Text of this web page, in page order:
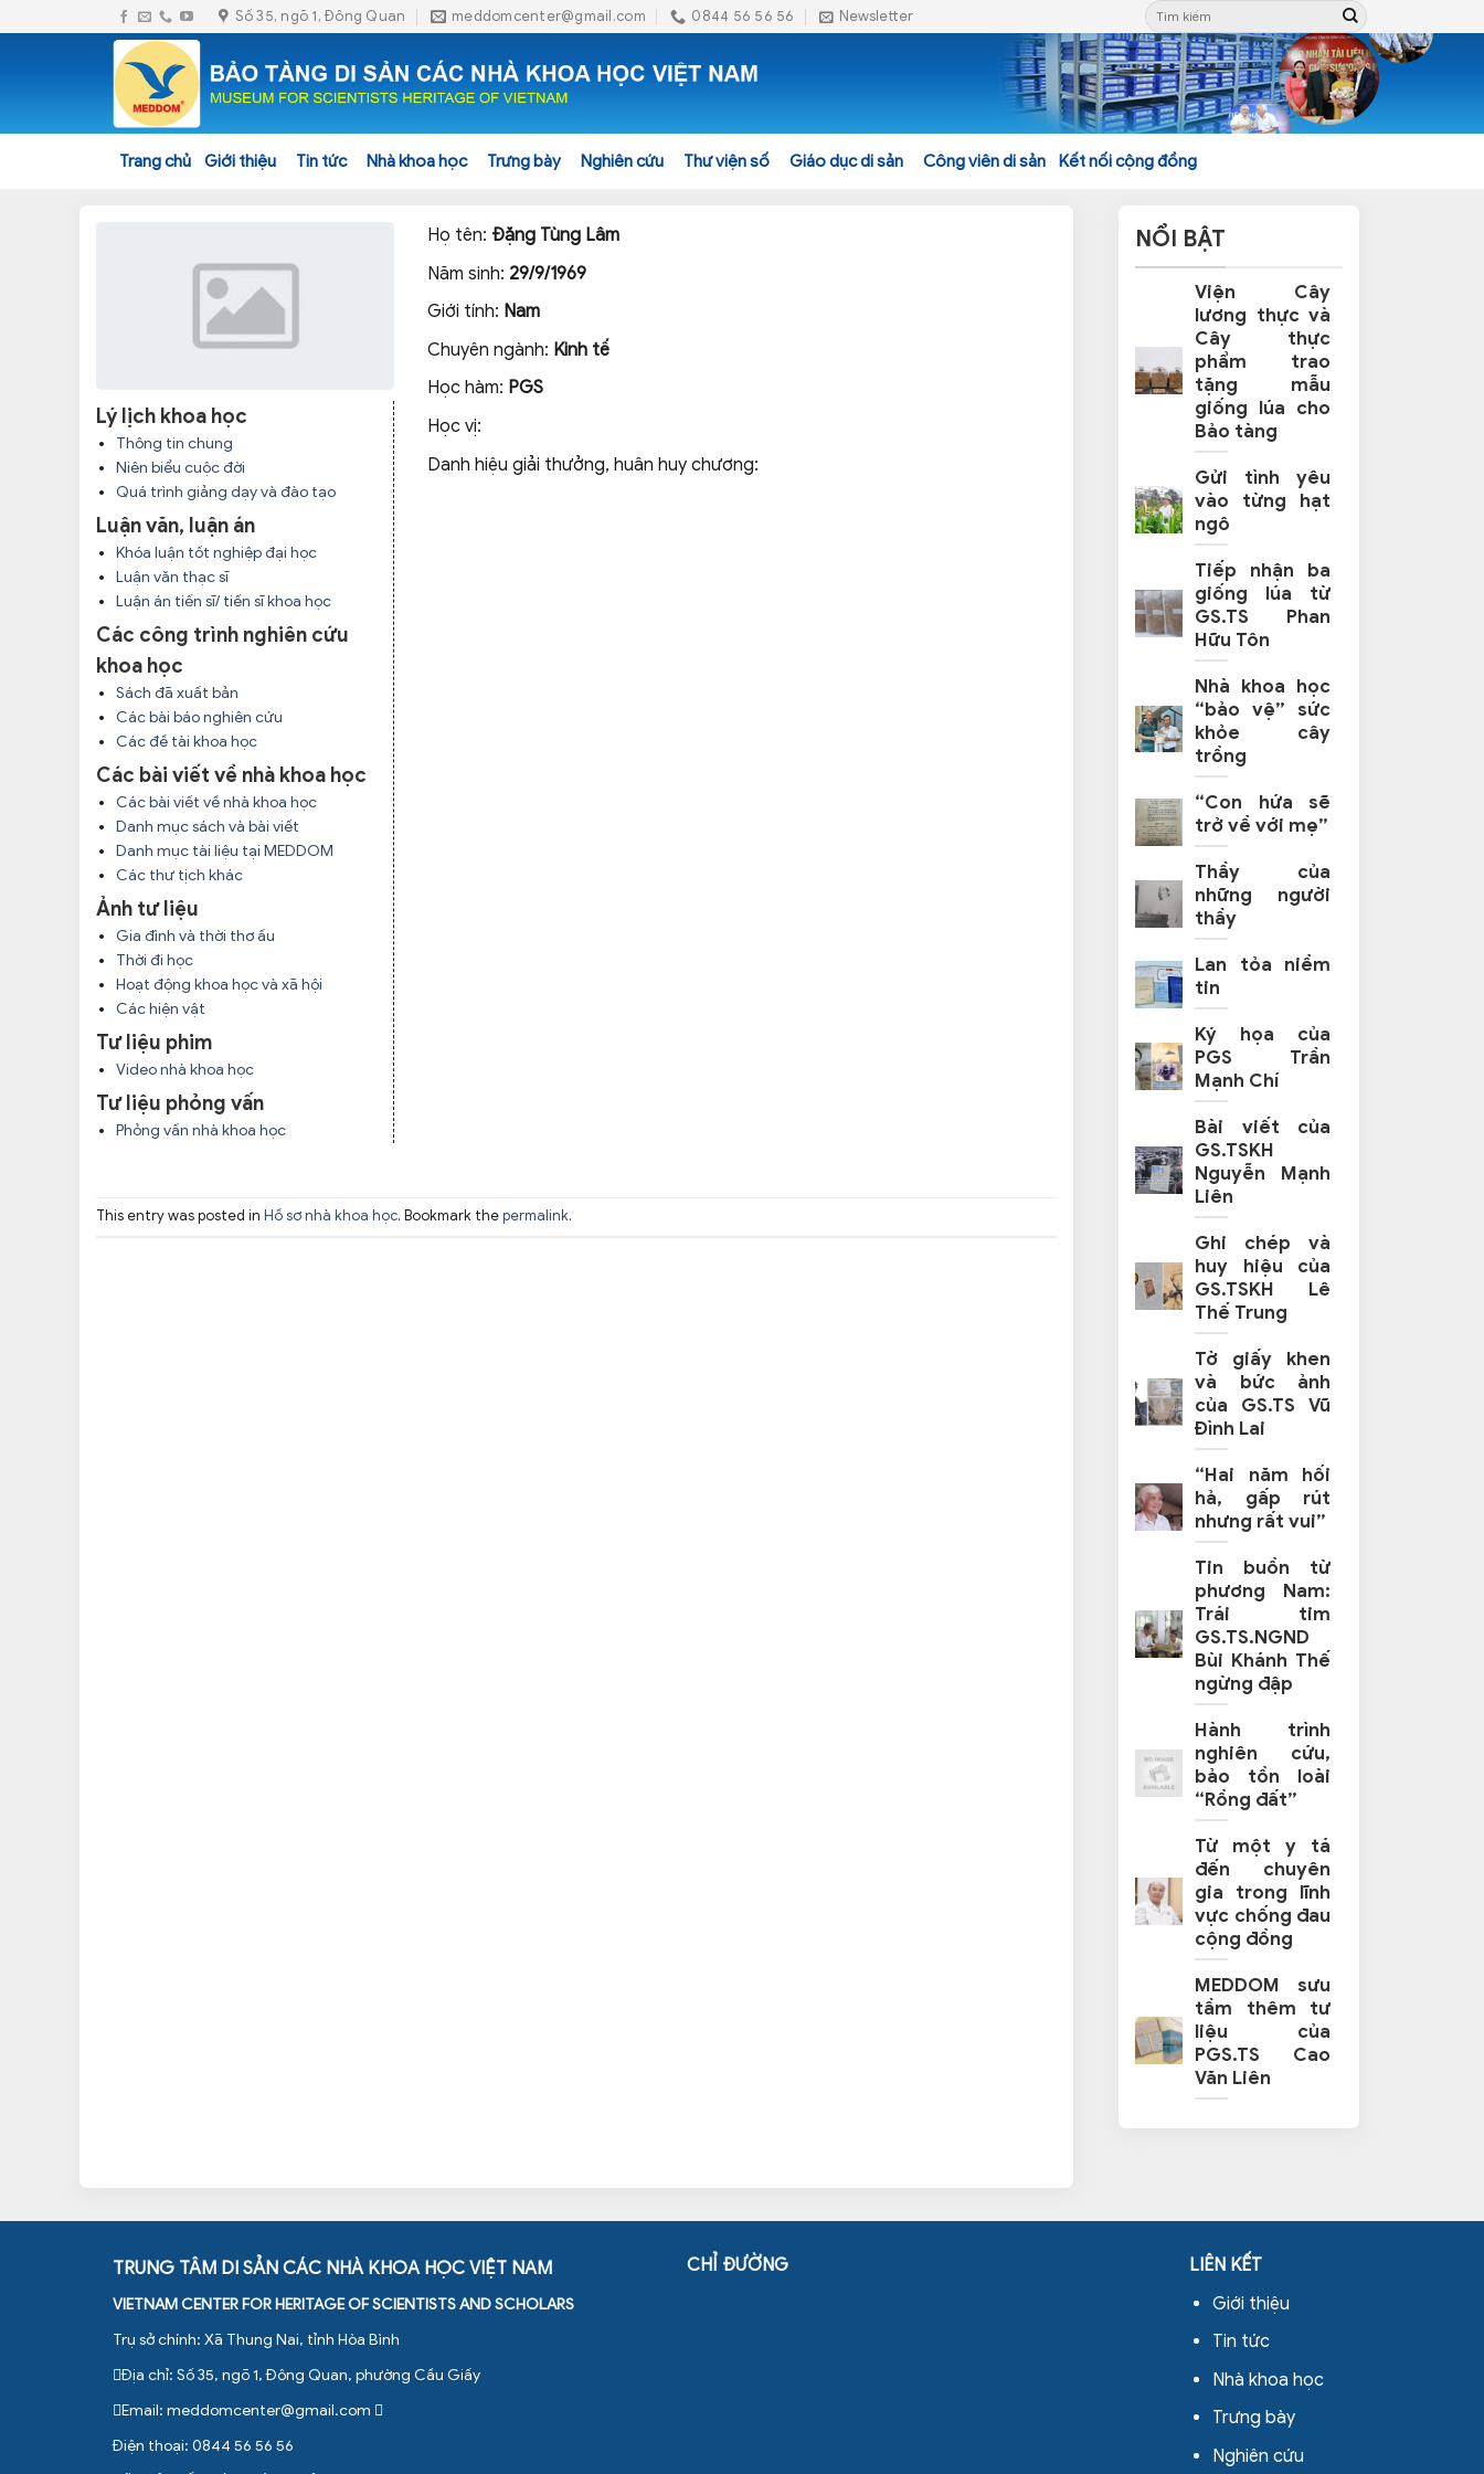
to
Số 35, ngõ 1, Đông Quan meddomcenter@gmail.com 0844 56 56 56 Newsletter
Trang chủ Giới thiệu Tin tức Nhà khoa học Trưng bày Nghiên cứu Thư viện số Giáo dục di sản Công viên di sản Kết nối cộng đồng
Lý lịch khoa học
Thông tin chung
Niên biểu cuộc đời
Quá trình giảng dạy và đào tạo
Luận văn, luận án
Khóa luận tốt nghiệp đại học
Luận văn thạc sĩ
Luận án tiến sĩ/ tiến sĩ khoa học
Các công trình nghiên cứu
khoa học
Sách đã xuất bản
Các bài báo nghiên cứu
Các đề tài khoa học
Các bài viết về nhà khoa học
Các bài viết về nhà khoa học
Danh mục sách và bài viết
Danh mục tài liệu tại MEDDOM
Các thư tịch khác
Ảnh tư liệu
Gia đình và thời thơ ấu
Thời đi học
Hoạt động khoa học và xã hội
Các hiện vật
Tư liệu phim
Video nhà khoa học
Tư liệu phỏng vấn
Phỏng vấn nhà khoa học
Họ tên: Đặng Tùng Lâm
Năm sinh: 29/9/1969
Giới tính: Nam
Chuyên ngành: Kinh tế
Học hàm: PGS
Học vị:
Danh hiệu giải thưởng, huân huy chương:
This entry was posted in Hồ sơ nhà khoa học. Bookmark thepermalink.
NỔI BẬT
Viện Cây
lương thực và
Cây thực
phẩm trao
tặng mẫu
giống lúa cho
Bảo tàng
Gửi tình yêu
vào từng hạt
ngô
Tiếp nhận ba
giống lúa từ
GS.TS Phan
Hữu Tôn
Nhà khoa học
“bảo vệ” sức
khỏe cây
trồng
“Con hứa sẽ
trở về với mẹ”
Thầy của
những người
thầy
Lan tỏa niềm
tin
Ký họa của
PGS Trần
Mạnh Chí
Bài viết của
GS.TSKH
Nguyễn Mạnh
Liên
Ghi chép và
huy hiệu của
GS.TSKH Lê
Thế Trung
Tờ giấy khen
và bức ảnh
của GS.TS Vũ
Đình Lai
“Hai năm hối
hả, gấp rút
nhưng rất vui”
Tin buồn từ
phương Nam:
Trái tim
GS.TS.NGND
Bùi Khánh Thế
ngừng đập
Hành trình
nghiên cứu,
bảo tồn loài
“Rồng đất”
Từ một y tá
đến chuyên
gia trong lĩnh
vực chống đau
cộng đồng
MEDDOM sưu
tầm thêm tư
liệu của
PGS.TS Cao
Văn Liên
TRUNG TÂM DI SẢN CÁC NHÀ KHOA HỌC VIỆT NAM
VIETNAM CENTER FOR HERITAGE OF SCIENTISTS AND SCHOLARS
Trụ sở chính: Xã Thung Nai, tỉnh Hòa Bình
Địa chỉ: Số 35, ngõ 1, Đông Quan, phường Cầu Giấy
Email: meddomcenter@gmail.com
Điện thoại: 0844 56 56 56
CHỈ ĐƯỜNG
LIÊN KẾT
Giới thiệu
Tin tức
Nhà khoa học
Trưng bày
Nghiên cứu